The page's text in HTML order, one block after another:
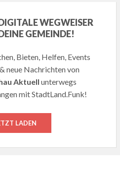
WEGWEISER
GEMEINDE!
Bieten, Helfen, Events
neue Nachrichten von
Aktuell unterwegs
mit StadtLand.Funk!
LADEN